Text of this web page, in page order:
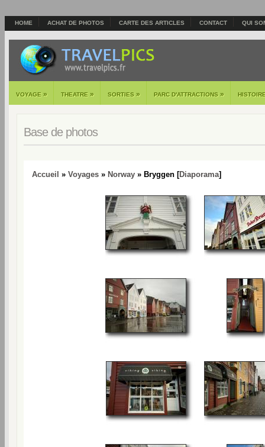
HOME ACHAT DE PHOTOS CARTE DES ARTICLES CONTACT QUI
VOYAGE » THEATRE » SORTIES » PARC D'ATTRACTIONS »
Base de photos
Accueil » Voyages » Norway » Bryggen [Diaporama]